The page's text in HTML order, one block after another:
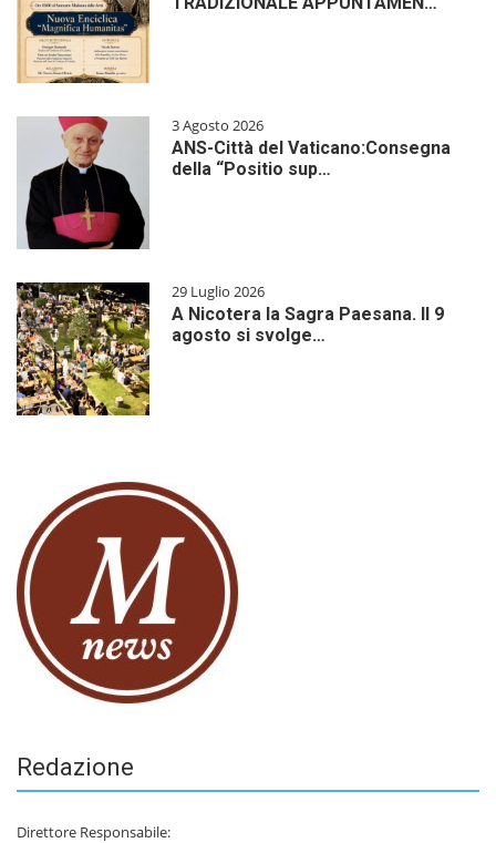
3 Agosto 2026
ANS-Città del Vaticano:Consegna
della “Positio sup…
29 Luglio 2026
A Nicotera la Sagra Paesana. Il 9
agosto si svolge…
Redazione
Direttore Responsabile: